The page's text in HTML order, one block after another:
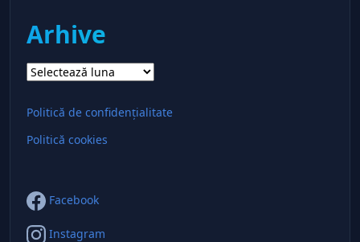
Arhive
Arhive
Politică de confidențialitate
Politică cookies
Facebook
Instagram